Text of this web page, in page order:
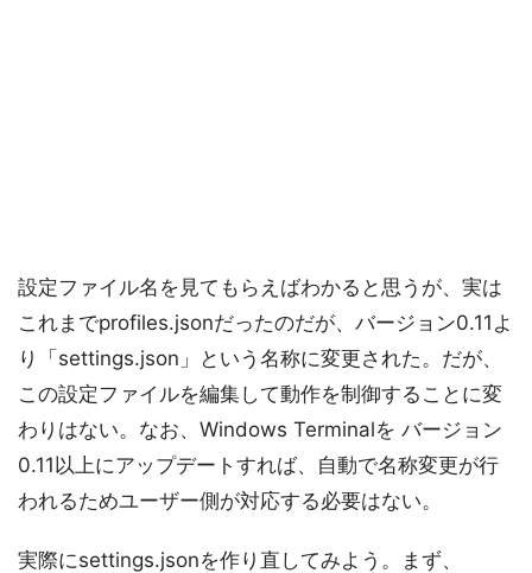
設定ファイル名を見てもらえばわかると思うが、実は
これまでprofiles.jsonだったのだが、バージョン0.11よ
り「settings.json」という名称に変更された。だが、
この設定ファイルを編集して動作を制御することに変
わりはない。なお、Windows Terminalを バージョン
0.11以上にアップデートすれば、自動で名称変更が行
われるためユーザー側が対応する必要はない。
実際にsettings.jsonを作り直してみよう。まず、